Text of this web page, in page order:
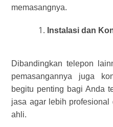
memasangnya.
Instalasi dan
Dibandingkan telepon
pemasangannya juga
begitu penting bagi Anda
jasa agar lebih
ahli.